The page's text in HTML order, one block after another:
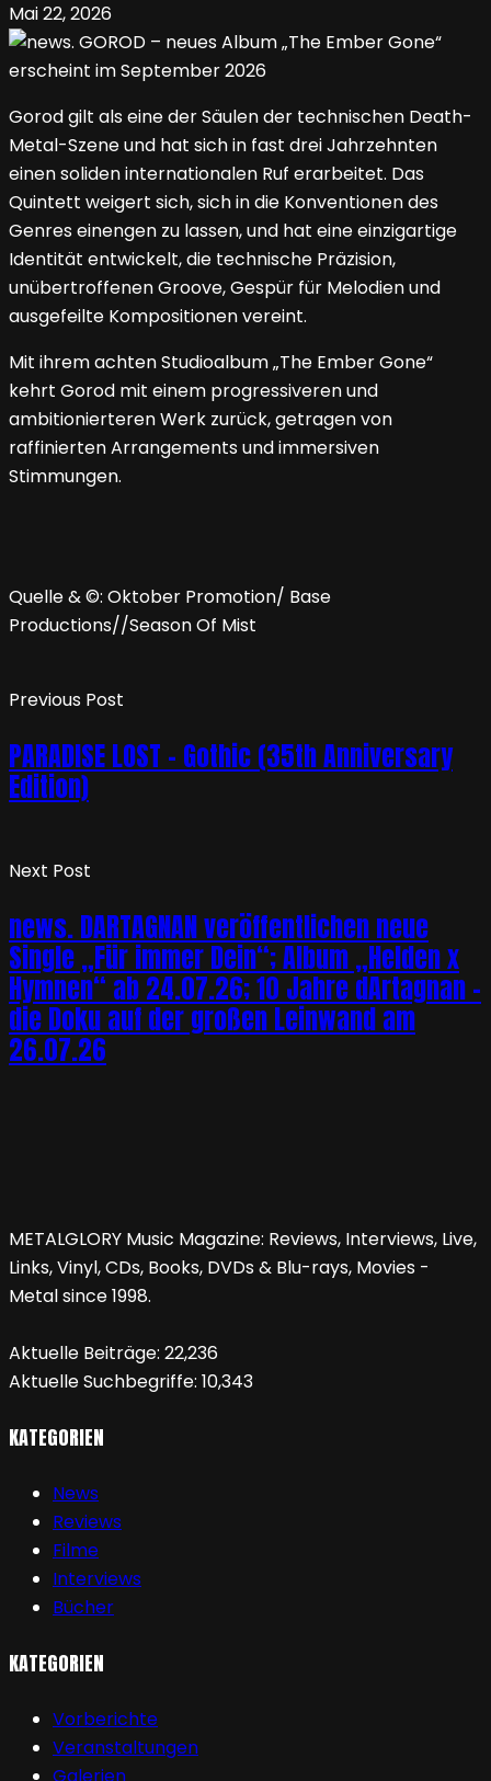
Mai 22, 2026
Gorod gilt als eine der Säulen der technischen Death-
Metal-Szene und hat sich in fast drei Jahrzehnten
einen soliden internationalen Ruf erarbeitet. Das
Quintett weigert sich, sich in die Konventionen des
Genres einengen zu lassen, und hat eine einzigartige
Identität entwickelt, die technische Präzision,
unübertroffenen Groove, Gespür für Melodien und
ausgefeilte Kompositionen vereint.
Mit ihrem achten Studioalbum „The Ember Gone“
kehrt Gorod mit einem progressiveren und
ambitionierteren Werk zurück, getragen von
raffinierten Arrangements und immersiven
Stimmungen.
Quelle & ©: Oktober Promotion/ Base
Productions//Season Of Mist
Previous Post
PARADISE LOST – Gothic (35th Anniversary
Edition)
Next Post
news. DARTAGNAN veröffentlichen neue
Single „Für immer Dein“; Album „Helden x
Hymnen“ ab 24.07.26; 10 Jahre dArtagnan –
die Doku auf der großen Leinwand am
26.07.26
METALGLORY Music Magazine: Reviews, Interviews, Live,
Links, Vinyl, CDs, Books, DVDs & Blu-rays, Movies -
Metal since 1998.
Aktuelle Beiträge: 22,236
Aktuelle Suchbegriffe: 10,343
KATEGORIEN
News
Reviews
Filme
Interviews
Bücher
KATEGORIEN
Vorberichte
Veranstaltungen